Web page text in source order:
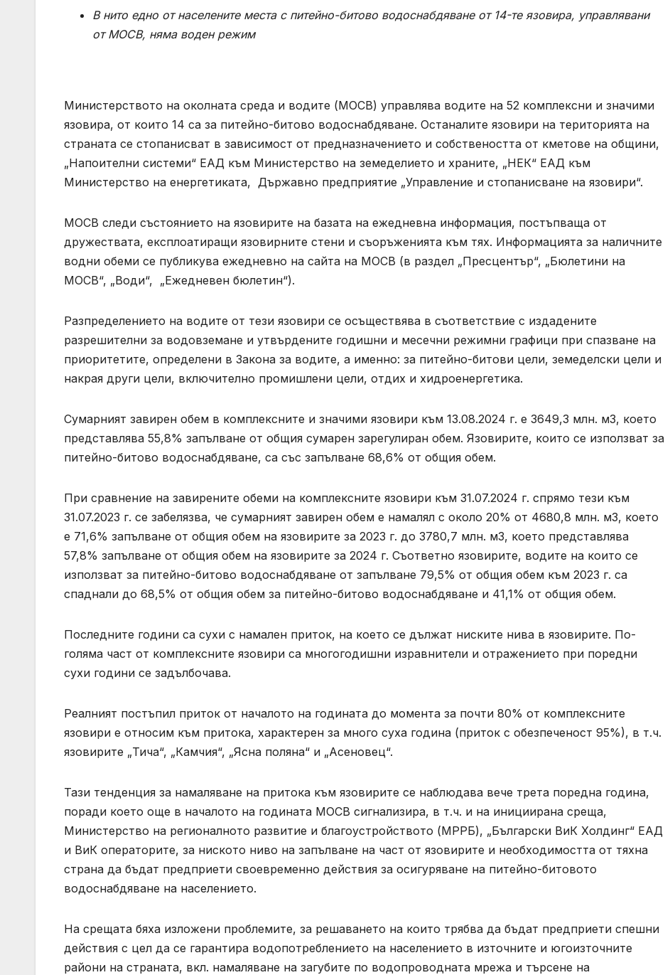
В нито едно от населените места с питейно-битово водоснабдяване от 14-те язовира, управлявани
от МОСВ, няма воден режим
Министерството на околната среда и водите (МОСВ) управлява водите на 52 комплексни и значими
язовира, от които 14 са за питейно-битово водоснабдяване. Останалите язовири на територията на
страната се стопанисват в зависимост от предназначението и собствеността от кметове на общини,
„Напоителни системи“ ЕАД към Министерство на земеделието и храните, „НЕК“ ЕАД към
Министерство на енергетиката, Държавно предприятие „Управление и стопанисване на язовири“.
МОСВ следи състоянието на язовирите на базата на ежедневна информация, постъпваща от
дружествата, експлоатиращи язовирните стени и съоръженията към тях. Информацията за наличните
водни обеми се публикува ежедневно на сайта на МОСВ (в раздел „Пресцентър“, „Бюлетини на
МОСВ“, „Води“, „Ежедневен бюлетин“).
Разпределението на водите от тези язовири се осъществява в съответствие с издадените
разрешителни за водовземане и утвърдените годишни и месечни режимни графици при спазване на
приоритетите, определени в Закона за водите, а именно: за питейно-битови цели, земеделски цели и
накрая други цели, включително промишлени цели, отдих и хидроенергетика.
Сумарният завирен обем в комплексните и значими язовири към 13.08.2024 г. е 3649,3 млн. м3, което
представлява 55,8% запълване от общия сумарен зарегулиран обем. Язовирите, които се използват за
питейно-битово водоснабдяване, са със запълване 68,6% от общия обем.
При сравнение на завирените обеми на комплексните язовири към 31.07.2024 г. спрямо тези към
31.07.2023 г. се забелязва, че сумарният завирен обем е намалял с около 20% от 4680,8 млн. м3, което
е 71,6% запълване от общия обем на язовирите за 2023 г. до 3780,7 млн. м3, което представлява
57,8% запълване от общия обем на язовирите за 2024 г. Съответно язовирите, водите на които се
използват за питейно-битово водоснабдяване от запълване 79,5% от общия обем към 2023 г. са
спаднали до 68,5% от общия обем за питейно-битово водоснабдяване и 41,1% от общия обем.
Последните години са сухи с намален приток, на което се дължат ниските нива в язовирите. По-
голяма част от комплексните язовири са многогодишни изравнители и отражението при поредни
сухи години се задълбочава.
Реалният постъпил приток от началото на годината до момента за почти 80% от комплексните
язовири е относим към притока, характерен за много суха година (приток с обезпеченост 95%), в т.ч.
язовирите „Тича“, „Камчия“, „Ясна поляна“ и „Асеновец“.
Тази тенденция за намаляване на притока към язовирите се наблюдава вече трета поредна година,
поради което още в началото на годината МОСВ сигнализира, в т.ч. и на инициирана среща,
Министерство на регионалното развитие и благоустройството (МРРБ), „Български ВиК Холдинг“ ЕАД
и ВиК операторите, за ниското ниво на запълване на част от язовирите и необходимостта от тяхна
страна да бъдат предприети своевременно действия за осигуряване на питейно-битовото
водоснабдяване на населението.
На срещата бяха изложени проблемите, за решаването на които трябва да бъдат предприети спешни
действия с цел да се гарантира водопотреблението на населението в източните и югоизточните
райони на страната, вкл. намаляване на загубите по водопроводната мрежа и търсене на